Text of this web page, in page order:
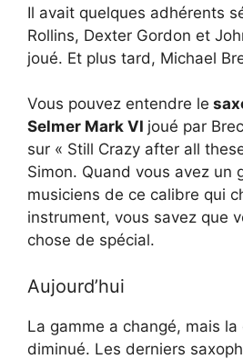
Il avait quelques adhérents
Rollins, Dexter Gordon et
joué. Et plus tard, Michael
Vous pouvez entendre le
Selmer Mark VI joué par
sur « Still Crazy after all
Simon. Quand vous avez un
musiciens de ce calibre qui
instrument, vous savez que
chose de spécial.
Aujourd’hui
La gamme a changé, mais la
diminué. Les derniers